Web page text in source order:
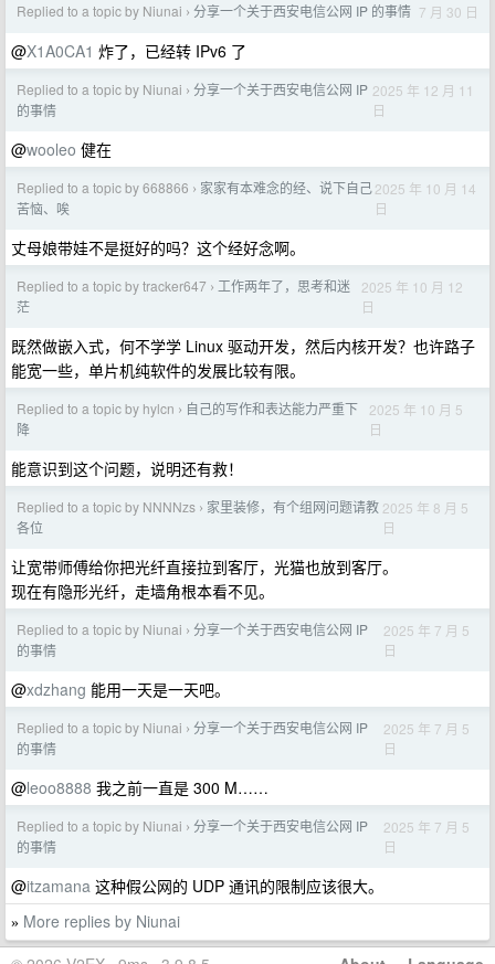
Replied to a topic by Niunai › 分享一个关于西安电信公网 IP 的事情 7 月 30 日
@X1A0CA1 炸了，已经转 IPv6 了
Replied to a topic by Niunai › 分享一个关于西安电信公网 IP
的事情
2025 年 12 月 11
日
@wooleo 健在
Replied to a topic by 668866 › 家家有本难念的经、说下自己
苦恼、唉
2025 年 10 月 14
日
丈母娘带娃不是挺好的吗？这个经好念啊。
Replied to a topic by tracker647 › 工作两年了，思考和迷
茫
2025 年 10 月 12
日
既然做嵌入式，何不学学 Linux 驱动开发，然后内核开发？也许路子
能宽一些，单片机纯软件的发展比较有限。
Replied to a topic by hylcn › 自己的写作和表达能力严重下
降
2025 年 10 月 5
日
能意识到这个问题，说明还有救！
Replied to a topic by NNNNzs › 家里装修，有个组网问题请教
各位
2025 年 8 月 5
日
让宽带师傅给你把光纤直接拉到客厅，光猫也放到客厅。
现在有隐形光纤，走墙角根本看不见。
Replied to a topic by Niunai › 分享一个关于西安电信公网 IP
的事情
2025 年 7 月 5
日
@xdzhang 能用一天是一天吧。
Replied to a topic by Niunai › 分享一个关于西安电信公网 IP
的事情
2025 年 7 月 5
日
@leoo8888 我之前一直是 300 M……
Replied to a topic by Niunai › 分享一个关于西安电信公网 IP
的事情
2025 年 7 月 5
日
@itzamana 这种假公网的 UDP 通讯的限制应该很大。
» More replies by Niunai